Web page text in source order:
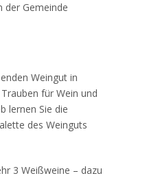
der Gemeinde
Weingut in
für Wein und
lernen Sie die
des Weinguts
3 Weißweine – dazu